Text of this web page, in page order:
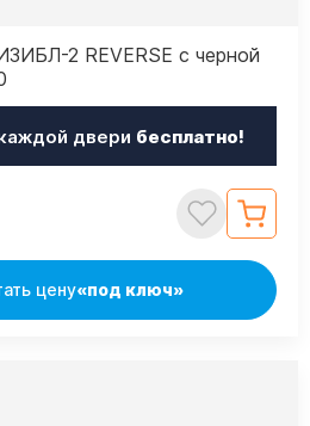
2 REVERSE с черной
двери бесплатно!
цену«под ключ»